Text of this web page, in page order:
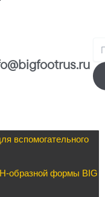
вспомогательного
образной формы BIG